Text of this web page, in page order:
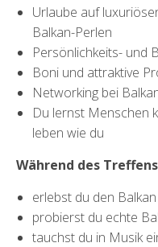
Urlaube auf
Balkan-Perlen
Persönlichkeits- und
Boni und attraktive
Networking bei
Du lernst Menschen
leben wie du
Während des
erlebst du den
probierst du echte
tauchst du in Musik